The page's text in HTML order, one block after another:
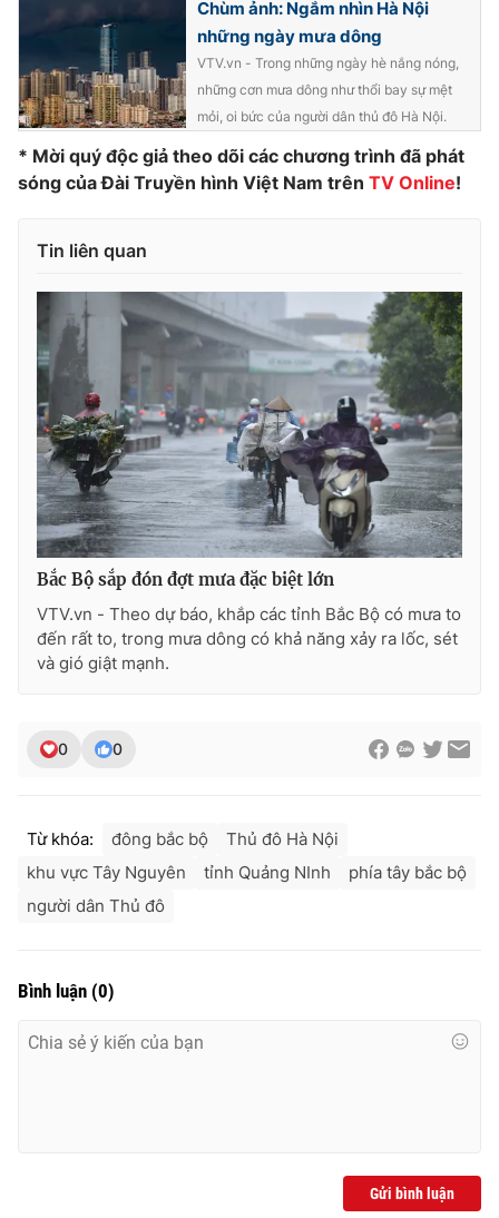
Ðiện thoại Thời báo VTV:024.66 897 897
toasoan@vtv.vn
Liên hệ quảng cáo:024-7300.7108
® Cấm sao chép dưới mọi hình thức nếu không có sự chấp
thuận bằng văn bản. Ghi rõ nguồn VTV.vn khi phát hành lại
thông tin từ website này.
Chùm ảnh: Ngắm nhìn Hà Nội
những ngày mưa dông
VTV.vn - Trong những ngày hè nắng nóng,
những cơn mưa dông như thổi bay sự mệt
mỏi, oi bức của người dân thủ đô Hà Nội.
* Mời quý độc giả theo dõi các chương trình đã phát
sóng của Đài Truyền hình Việt Nam trên TV Online!
Tin liên quan
Bắc Bộ sắp đón đợt mưa đặc biệt lớn
VTV.vn - Theo dự báo, khắp các tỉnh Bắc Bộ có mưa to
đến rất to, trong mưa dông có khả năng xảy ra lốc, sét
và gió giật mạnh.
0 0
Từ khóa: đông bắc bộ
Thủ đô Hà Nội
khu vực Tây Nguyên
tỉnh Quảng NInh
phía tây bắc bộ
người dân Thủ đô
Bình luận (0)
Gửi bình luận